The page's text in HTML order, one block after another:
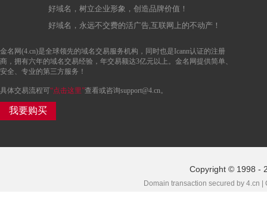
好域名，树立企业形象，创造品牌价值！
好域名，永远不交费的活广告,互联网上的不动产！
金名网(4.cn)是全球领先的域名交易服务机构，同时也是Icann认证的注册
商，拥有六年的域名交易经验，年交易额达3亿元以上。金名网提供简单、
安全、专业的第三方服务！
具体交易流程可“点击这里”查看或咨询support@4.cn。
我要购买
Copyright © 1998 -
Domain transaction secured by 4.cn